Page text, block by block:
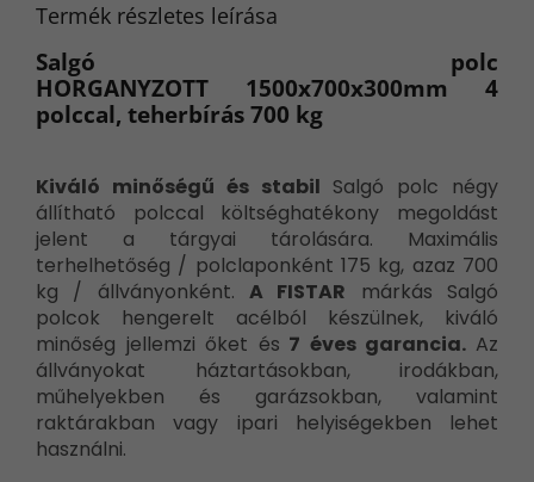
Termék részletes leírása
Salgó polc
HORGANYZOTT 1500x700x300mm 4
polccal, teherbírás 700 kg
Kiváló minőségű és stabil Salgó polc négy
állítható polccal költséghatékony megoldást
jelent a tárgyai tárolására. Maximális
terhelhetőség / polclaponként 175 kg, azaz 700
kg / állványonként. A FISTAR márkás Salgó
polcok hengerelt acélból készülnek, kiváló
minőség jellemzi őket és 7 éves garancia. Az
állványokat háztartásokban, irodákban,
műhelyekben és garázsokban, valamint
raktárakban vagy ipari helyiségekben lehet
használni.